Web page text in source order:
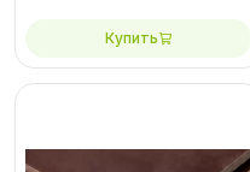
Купить